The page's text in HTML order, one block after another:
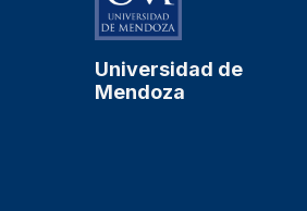
Universidad de
Mendoza